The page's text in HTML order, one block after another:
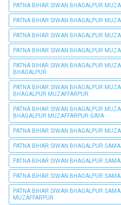
PATNA BIHAR SIWAN BHAGALPUR
PATNA BIHAR SIWAN BHAGALPUR
PATNA BIHAR SIWAN BHAGALPUR
PATNA BIHAR SIWAN BHAGALPUR
PATNA BIHAR SIWAN BHAGALPUR
BHAGALPUR
PATNA BIHAR SIWAN BHAGALPUR
BHAGALPUR MUZAFFARPUR
PATNA BIHAR SIWAN BHAGALPUR
BHAGALPUR MUZAFFARPUR GAYA
PATNA BIHAR SIWAN BHAGALPUR
PATNA BIHAR SIWAN BHAGALPUR
PATNA BIHAR SIWAN BHAGALPUR
PATNA BIHAR SIWAN BHAGALPUR
PATNA BIHAR SIWAN BHAGALPUR
MUZAFFARPUR